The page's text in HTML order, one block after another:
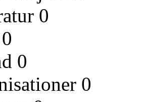
0
0
0
0